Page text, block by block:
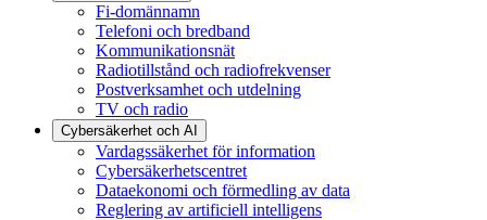
Fi-domännamn
Telefoni och bredband
Kommunikationsnät
Radiotillstånd och radiofrekvenser
Postverksamhet och utdelning
TV och radio
Cybersäkerhet och AI
Vardagssäkerhet för information
Cybersäkerhetscentret
Dataekonomi och förmedling av data
Reglering av artificiell intelligens